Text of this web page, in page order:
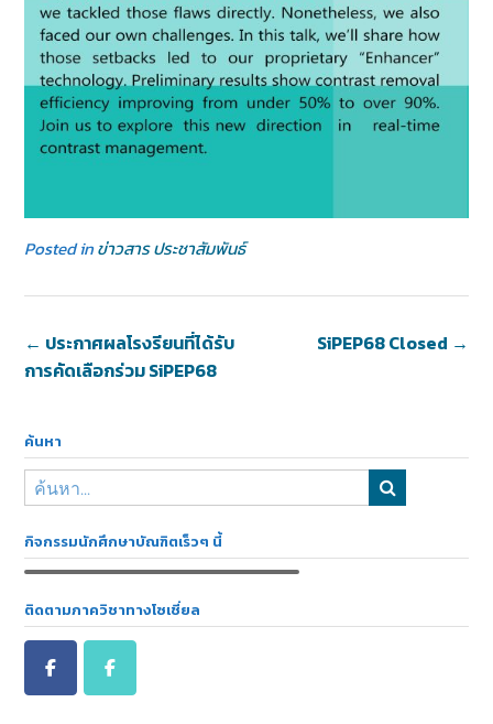
Posted inข่าวสาร ประชาสัมพันธ์
SiPEP68 Closed →
← ประกาศผลโรงรียนที่ได้รับ
การคัดเลือกร่วม SiPEP68
ค้นหา
กิจกรรมนักศึกษาบัณฑิตเร็วๆ นี้
ติดตามภาควิชาทางโซเชี่ยล